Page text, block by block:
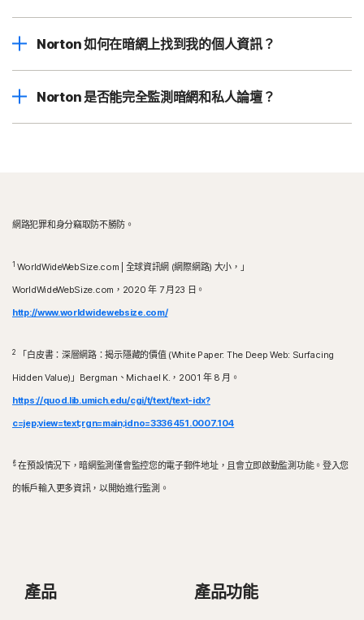
Norton 如何在暗網上找到我的個人資訊？
Norton 是否能完全監測暗網和私人論壇？
網路犯罪和身分竊取防不勝防。
1 WorldWideWebSize.com | 全球資訊網 (網際網路) 大小，」
WorldWideWebSize.com，2020 年 7 月23 日。
http://www.worldwidewebsize.com/
2
「白皮書：深層網路：揭示隱藏的價值 (White Paper: The Deep Web: Surfacing
Hidden Value)」Bergman、Michael K.，2001 年 8 月。
https://quod.lib.umich.edu/cgi/t/text/text-idx?
c=jep;view=text;rgn=main;idno=3336451.0007.104
§在預設情況下，暗網監測僅會監控您的電子郵件地址，且會立即啟動監測功能。登入您
的帳戶輸入更多資訊，以開始進行監測。
產品 產品功能